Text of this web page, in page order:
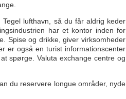
lufthavn, så du får aldrig keder
har et kontor inden for
Spise og drikke, giver virksomheder
er også en turist informationscenter
spørge. Valuta exchange centre og
du reservere longue områder, nyde